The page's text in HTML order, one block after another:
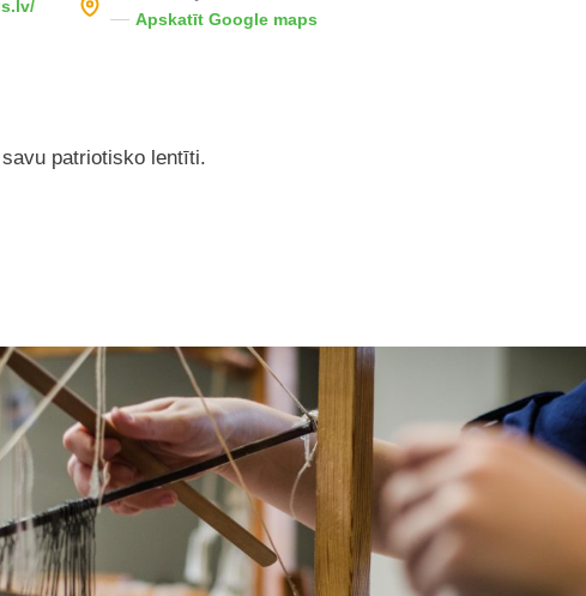
Apskatīt Google maps
patriotisko lentīti.